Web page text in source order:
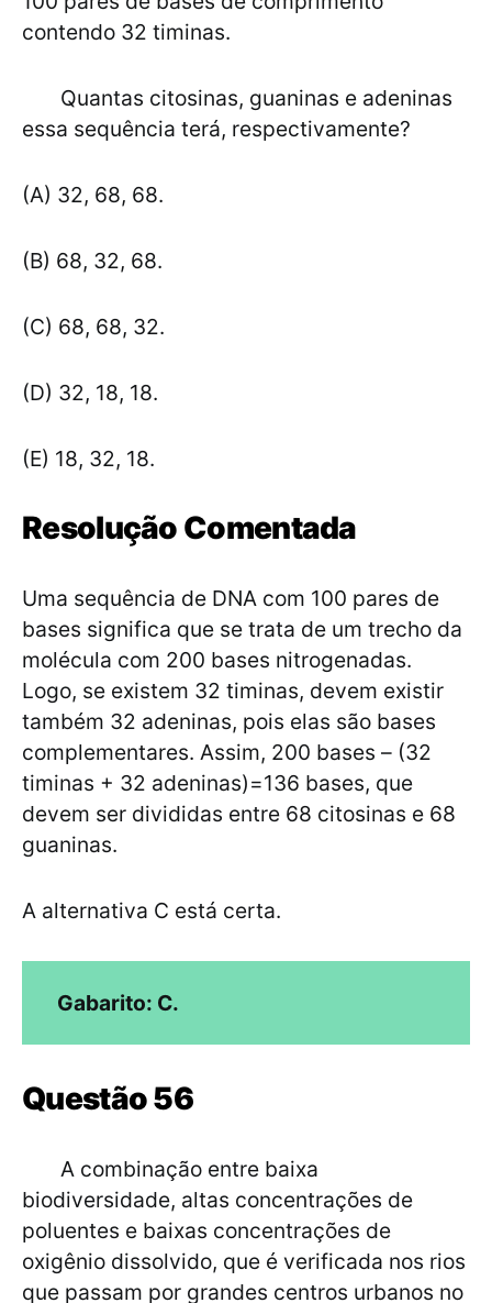
contendo 32 timinas.
Quantas citosinas, guaninas e adeninas
essa sequência terá, respectivamente?
(A) 32, 68, 68.
(B) 68, 32, 68.
(C) 68, 68, 32.
(D) 32, 18, 18.
(E) 18, 32, 18.
Resolução Comentada
Uma sequência de DNA com 100 pares de
bases significa que se trata de um trecho da
molécula com 200 bases nitrogenadas.
Logo, se existem 32 timinas, devem existir
também 32 adeninas, pois elas são bases
complementares. Assim, 200 bases – (32
timinas + 32 adeninas)=136 bases, que
devem ser divididas entre 68 citosinas e 68
guaninas.
A alternativa C está certa.
Gabarito: C.
Questão 56
A combinação entre baixa
biodiversidade, altas concentrações de
poluentes e baixas concentrações de
oxigênio dissolvido, que é verificada nos rios
que passam por grandes centros urbanos no